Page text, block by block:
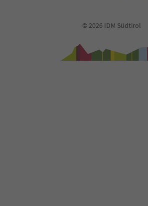
© 2026 IDM Südtirol